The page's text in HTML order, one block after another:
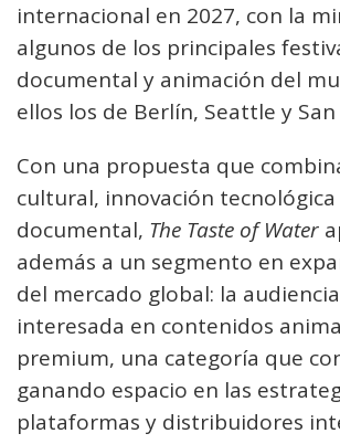
internacional en 2027, con la
algunos de los principales
documental y animación del
ellos los de Berlín, Seattle y
Con una propuesta que
cultural, innovación
documental, The Taste of Water
además a un segmento en
del mercado global: la
interesada en contenidos
premium, una categoría que
ganando espacio en las
plataformas y distribuidores